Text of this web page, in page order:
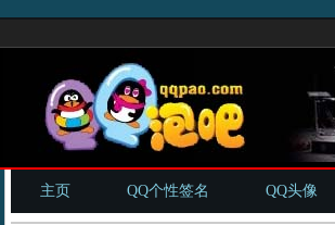
主页 QQ个性签名 QQ头像